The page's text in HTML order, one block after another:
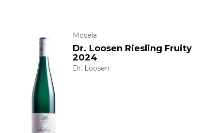
Mosela
Dr. Loosen Riesling Fruity
2024
Dr. Loosen